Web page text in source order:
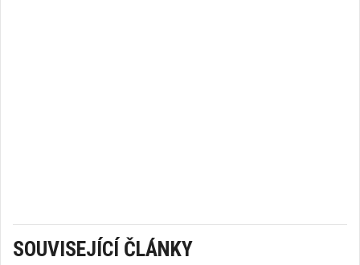
SOUVISEJÍCÍ ČLÁNKY